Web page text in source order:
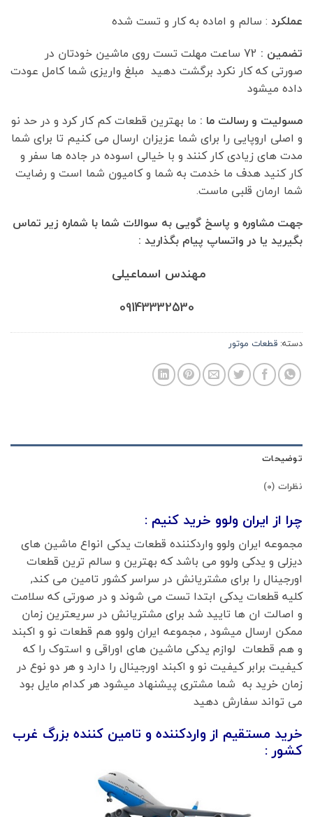
عملکرد : سالم و اماده به کار و تست شده
تضمین :
72 ساعت مهلت تست روی ماشین خودتان در
صورتی که کار نکرد برگشت دهید مبلغ واریزی شما کامل عودت
داده میشود
مسولیت و رسالت ما : ما بهترین قطعات کم کار کرد و در حد نو
و اصلی اروپایی را برای شما عزیزان ارسال می کنیم تا برای شما
مدت های زیادی کار کنند و با خیالی اسوده در جاده ها سفر و
کار کنید هدف ما خدمت به شما و کامیون شما است و رضایت
شما ارمان قلبی ماست.
جهت مشاوره و پاسخ گویی به سوالات شما با شماره زیر تماس
بگیرید یا در واتساپ پیام بگذارید :
مهندس اسماعیلی
09143332530
دسته: قطعات موتور
توضیحات
نظرات (0)
چرا از ایران ولوو خرید کنیم :
مجموعه ایران ولوو واردکننده قطعات یدکی انواع ماشین های
دیزلی و یدکی ولوو می باشد که بهترین و سالم ترین قطعات
اورجینال را برای مشتریانش در سراسر کشور تامین می کند,
کلیه قطعات یدکی ابتدا تست می شوند و در صورتی که سلامت
و اصالت ان ها تایید شد برای مشتریانش در سریعترین زمان
ممکن ارسال میشود , مجموعه ایران ولوو هم قطعات نو و اکبند
و هم قطعات لوازم یدکی ماشین های اوراقی و استوک را که
کیفیت برابر کیفیت نو و اکبند اورجینال را دارد و هر دو نوع در
زمان خرید به شما مشتری پیشنهاد میشود هر کدام مایل بود
می تواند سفارش دهید
خرید مستقیم از واردکننده و تامین کننده بزرگ غرب
کشور :